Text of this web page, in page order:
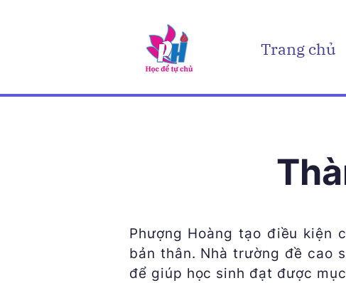
Trang chủ
Phượng Hoàng tạo điều kiện
bản thân. Nhà trường đề cao
để giúp học sinh đạt được